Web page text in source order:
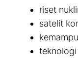
riset
satelit